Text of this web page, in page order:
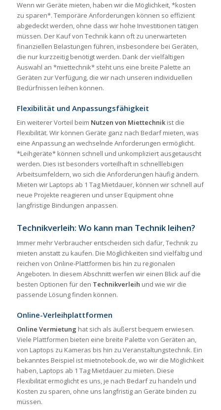
Wenn wir Geräte mieten, haben wir die Möglichkeit, *kosten
zu sparen*. Temporäre Anforderungen können so effizient
abgedeckt werden, ohne dass wir hohe Investitionen tätigen
müssen. Der Kauf von Technik kann oft zu unerwarteten
finanziellen Belastungen führen, insbesondere bei Geräten,
die nur kurzzeitig benötigt werden. Dank der vielfältigen
Auswahl an *miettechnik* steht uns eine breite Palette an
Geräten zur Verfügung, die wir nach unseren individuellen
Bedürfnissen leihen können.
Flexibilität und Anpassungsfähigkeit
Ein weiterer Vorteil beim Nutzen von Miettechnikist die
Flexibilität. Wir können Geräte ganz nach Bedarf mieten, was
eine Anpassung an wechselnde Anforderungen ermöglicht.
*Leihgeräte* können schnell und unkompliziert ausgetauscht
werden. Dies ist besonders vorteilhaft in schnelllebigen
Arbeitsumfeldern, wo sich die Anforderungen häufig ändern.
Mieten wir Laptops ab 1 Tag Mietdauer, können wir schnell auf
neue Projekte reagieren und unser Equipment ohne
langfristige Bindungen anpassen.
Technikverleih: Wo kann man Technik leihen?
Immer mehr Verbraucher entscheiden sich dafür, Technik zu
mieten anstatt zu kaufen. Die Möglichkeiten sind vielfältig und
reichen von Online-Plattformen bis hin zu regionalen
Angeboten. In diesem Abschnitt werfen wir einen Blick auf die
besten Optionen für den Technikverleih und wie wir die
passende Lösung finden können.
Online-Verleihplattformen
Online Vermietung hat sich als äußerst bequem erwiesen.
Viele Plattformen bieten eine breite Palette von Geräten an,
von Laptops zu Kameras bis hin zu Veranstaltungstechnik. Ein
bekanntes Beispiel ist mietnotebook.de, wo wir die Möglichkeit
haben, Laptops ab 1 Tag Mietdauer zu mieten. Diese
Flexibilität ermöglicht es uns, je nach Bedarf zu handeln und
Kosten zu sparen, ohne uns langfristig an Geräte binden zu
müssen.